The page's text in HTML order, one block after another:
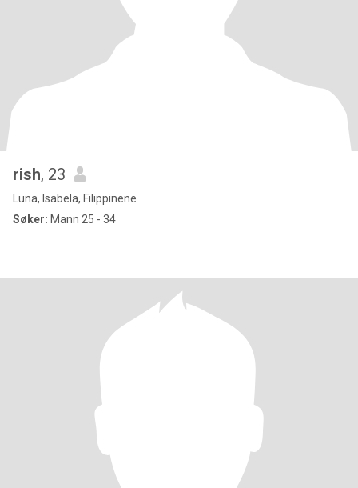
rish, 23
Luna, Isabela, Filippinene
Søker: Mann 25 - 34